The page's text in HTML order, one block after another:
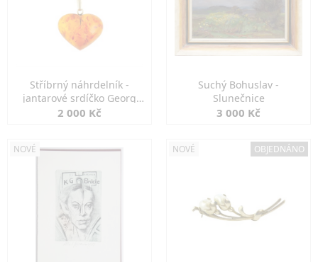
Stříbrný náhrdelník -
jantarové srdíčko Georg
Kramer
2 000 Kč
Suchý Bohuslav -
Slunečnice
3 000 Kč
NOVÉ NOVÉ OBJEDNÁNO